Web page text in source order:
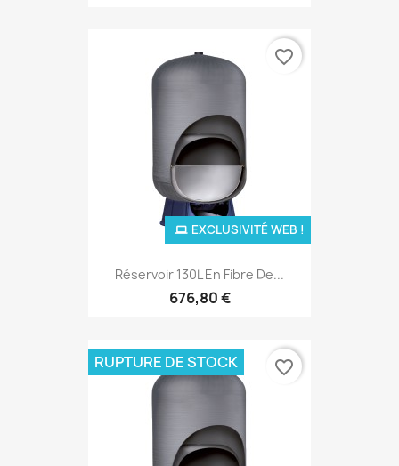
Réservoir 130L En Fibre De...
676,80 €
EXCLUSIVITÉ WEB !
favorite_border
RUPTURE DE STOCK favorite_border